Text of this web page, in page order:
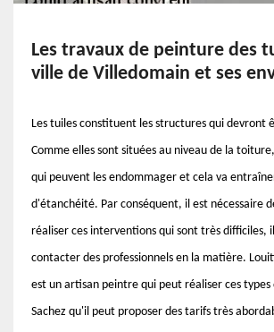
Les travaux de peinture des
ville de Villedomain et ses
Les tuiles constituent les structures qui devront
Comme elles sont situées au niveau de la
qui peuvent les endommager et cela va
d'étanchéité. Par conséquent, il est nécessaire
réaliser ces interventions qui sont très difficiles,
contacter des professionnels en la matière.
est un artisan peintre qui peut réaliser ces
Sachez qu'il peut proposer des tarifs très